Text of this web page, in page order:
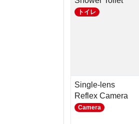
トイレ
Single-lens
Reflex Camera
Camera